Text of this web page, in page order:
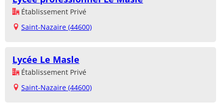
Établissement Privé
Saint-Nazaire (44600)
Lycée Le Masle
Établissement Privé
Saint-Nazaire (44600)